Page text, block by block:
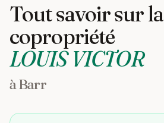
Tout savoir sur la
copropriété
LOUIS VICTOR
à Barr